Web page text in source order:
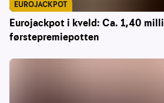
Eurojackpot i kveld: Ca. 1,40
førstepremiepotten
EUROJACKPOT